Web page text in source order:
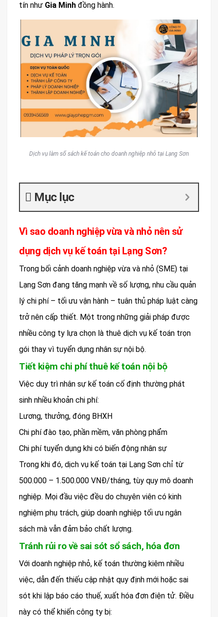
tín như Gia Minh đồng hành.
Dịch vụ làm sổ sách kế toán cho doanh nghiệp nhỏ tại Lạng Sơn
Mục lục
Vì sao doanh nghiệp vừa và nhỏ nên sử
dụng dịch vụ kế toán tại Lạng Sơn?
Trong bối cảnh doanh nghiệp vừa và nhỏ (SME) tại
Lạng Sơn đang tăng mạnh về số lượng, nhu cầu quản
lý chi phí – tối ưu vận hành – tuân thủ pháp luật càng
trở nên cấp thiết. Một trong những giải pháp được
nhiều công ty lựa chọn là thuê dịch vụ kế toán trọn
gói thay vì tuyển dụng nhân sự nội bộ.
Tiết kiệm chi phí thuê kế toán nội bộ
Việc duy trì nhân sự kế toán cố định thường phát
sinh nhiều khoản chi phí:
Lương, thưởng, đóng BHXH
Chi phí đào tạo, phần mềm, văn phòng phẩm
Chi phí tuyển dụng khi có biến động nhân sự
Trong khi đó, dịch vụ kế toán tại Lạng Sơn chỉ từ
500.000 – 1.500.000 VNĐ/tháng, tùy quy mô doanh
nghiệp. Mọi đầu việc đều do chuyên viên có kinh
nghiệm phụ trách, giúp doanh nghiệp tối ưu ngân
sách mà vẫn đảm bảo chất lượng.
Tránh rủi ro về sai sót sổ sách, hóa đơn
Với doanh nghiệp nhỏ, kế toán thường kiêm nhiều
việc, dẫn đến thiếu cập nhật quy định mới hoặc sai
sót khi lập báo cáo thuế, xuất hóa đơn điện tử. Điều
này có thể khiến công ty bị: